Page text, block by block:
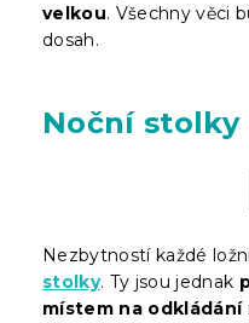
velkou. Všechny věci
dosah.
Noční stolky
Nezbytností každé
stolky. Ty jsou jednak
místem na